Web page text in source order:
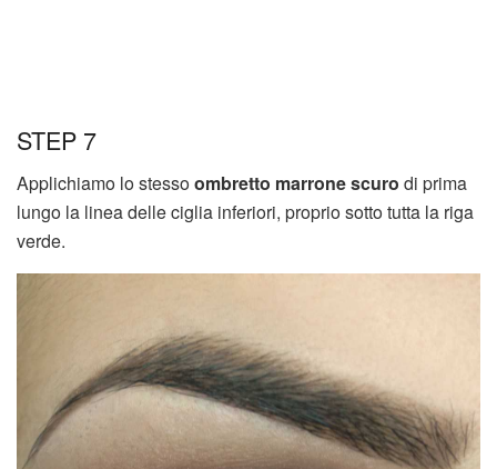
STEP 7
Applichiamo lo stessoombretto marrone scuro di prima
lungo la linea delle ciglia inferiori, proprio sotto tutta la riga
verde.